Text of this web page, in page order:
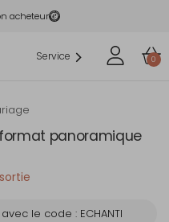
acheteur
Service 0
panoramique
le code : ECHANTI